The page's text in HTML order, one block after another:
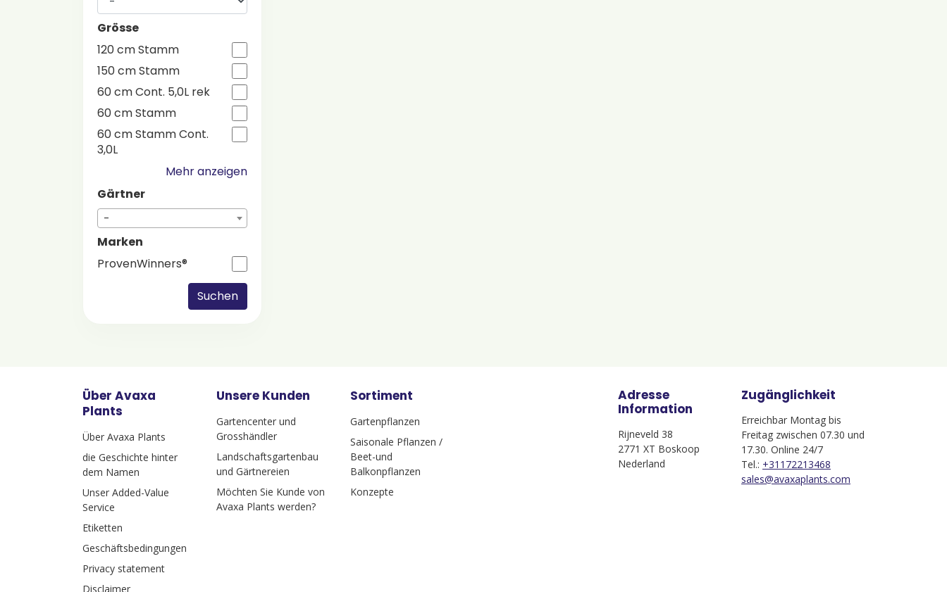
Grösse
120 cm Stamm
150 cm Stamm
60 cm Cont. 5,0L rek
60 cm Stamm
60 cm Stamm Cont.
3,0L
Mehr anzeigen
Gärtner
-
Marken
ProvenWinners®
Suchen
Über Avaxa
Plants
Über Avaxa Plants
die Geschichte hinter
dem Namen
Unser Added-Value
Service
Etiketten
Geschäftsbedingungen
Privacy statement
Disclaimer
Unsere Kunden
Gartencenter und
Grosshändler
Landschaftsgartenbau
und Gärtnereien
Möchten Sie Kunde von
Avaxa Plants werden?
Sortiment
Gartenpflanzen
Saisonale Pflanzen /
Beet-und
Balkonpflanzen
Konzepte
Adresse
Information
Rijneveld 38
2771 XT Boskoop
Nederland
Zugänglichkeit
Erreichbar Montag bis
Freitag zwischen 07.30 und
17.30. Online 24/7
Tel.: +31172213468
sales@avaxaplants.com